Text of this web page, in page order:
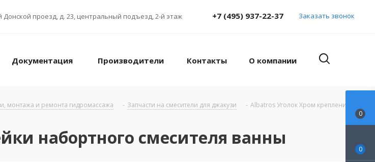
Донской проезд, д. 23, центральный подъезд, 2-й этаж +7 (495) 937-22-37 Заказать звонок
Документация Производители Контакты О компании
монтажа и ремонта гидромассажа - Запчасти на смесители для джакузи - Albatros Уголок Хром крепления
набортного смесителя ванны
0
0